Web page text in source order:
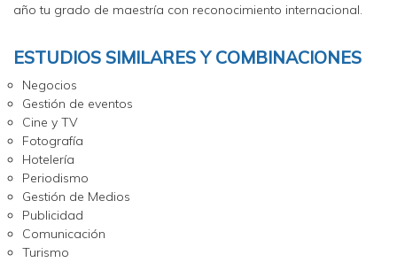
año tu grado de maestría con reconocimiento internacional.
ESTUDIOS SIMILARES Y COMBINACIONES
Negocios
Gestión de eventos
Cine y TV
Fotografía
Hotelería
Periodismo
Gestión de Medios
Publicidad
Comunicación
Turismo